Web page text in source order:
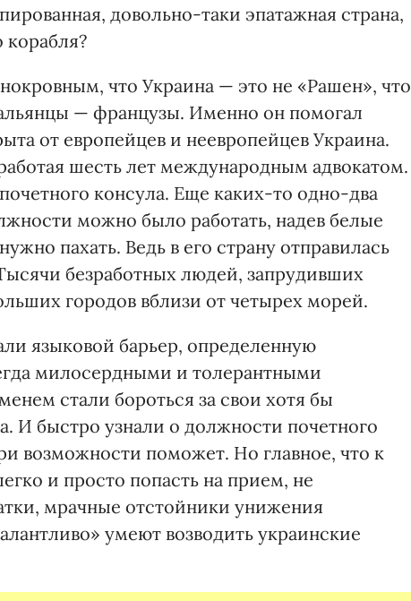
довольно-таки эпатажная страна,
корабля?
что Украина — это не «Рашен», что
— французы. Именно он помогал
от европейцев и неевропейцев Украина.
шесть лет международным адвокатом.
консула. Еще каких-то одно-два
можно было работать, надев белые
пахать. Ведь в его страну отправилась
безработных людей, запрудивших
городов вблизи от четырех морей.
языковой барьер, определенную
милосердными и толерантными
стали бороться за свои хотя бы
И быстро узнали о должности почетного
возможности поможет. Но главное, что к
и просто попасть на прием, не
мрачные отстойники унижения
умеют возводить украинские